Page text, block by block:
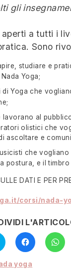
gli
aperti a tutti i
Sono
studiare e
Yoga;
di Yoga che
lavorano al
olistici che
ascoltare e
che
postura, e il
DATI E PER
corsi/nada-
Fai
clic
qui
per
su
Twitter
Fai
clic
per
condividere
Facebook
Fai
clic
per
yoga